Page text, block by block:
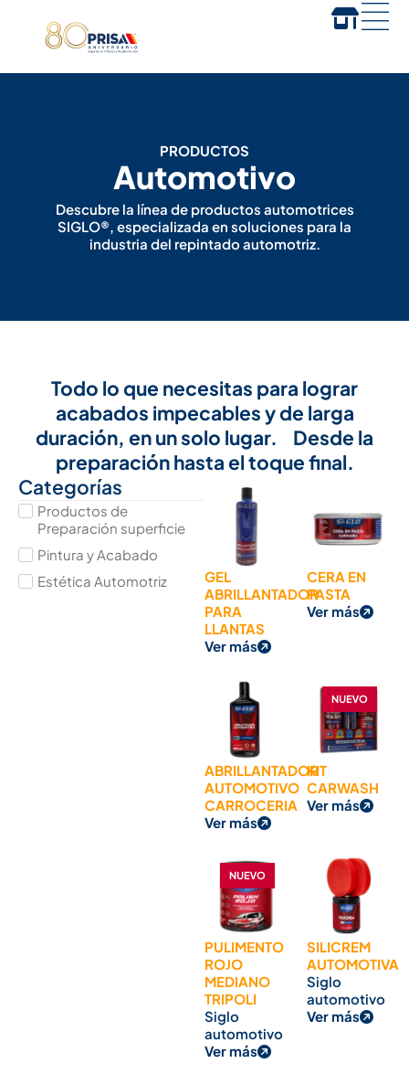
PRODUCTOS
Automotivo
Descubre la línea de productos automotrices
SIGLO®, especializada en soluciones para la
industria del repintado automotriz.
Todo lo que necesitas para lograr
acabados impecables y de larga
duración, en un solo lugar. Desde la
preparación hasta el toque final.
Categorías
Productos de
Preparación superficie
Pintura y Acabado
Estética Automotriz
GEL
ABRILLANTADOR
PARA
LLANTAS
Ver más
CERA EN
PASTA
Ver más
ABRILLANTADOR
AUTOMOTIVO
CARROCERIA
Ver más
KIT
CARWASH
Ver más
PULIMENTO
ROJO
MEDIANO
TRIPOLI
Siglo
automotivo
Ver más
SILICREM
AUTOMOTIVA
Siglo
automotivo
Ver más